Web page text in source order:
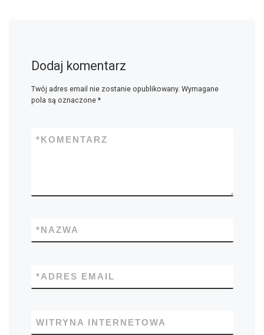
Dodaj komentarz
Twój adres email nie zostanie opublikowany. Wymagane
pola są oznaczone *
KOMENTARZ
*
NAZWA
*
ADRES EMAIL
*
WITRYNA INTERNETOWA